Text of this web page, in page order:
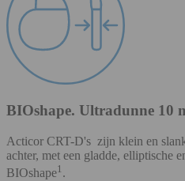
BIOshape. Ultradunne 10
Acticor CRT-D's zijn klein en
achter, met een gladde, elliptische
BIOshape1 .